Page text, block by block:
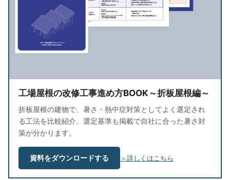
工場屋根の改修工事進め方BOOK～折板屋根編～
折板屋根の建物で、暑さ・熱中症対策としてよく選定され
る工法を比較紹介。選定基準も掲載で自社に合った暑さ対
策が分かります。
資料をダウンロードする ＞詳しくはこちら